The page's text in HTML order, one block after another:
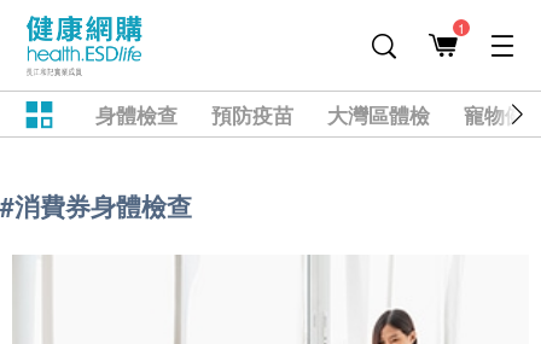
1
身體檢查 預防疫苗 大灣區體檢 寵物健
#消費券身體檢查